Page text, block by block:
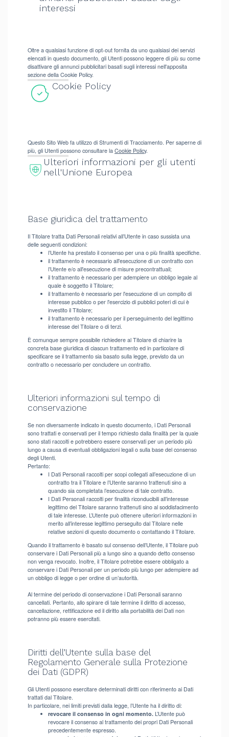
interessi
Oltre a qualsiasi funzione di opt-out fornita da uno qualsiasi dei servizi
elencati in questo documento, gli Utenti possono leggere di più su come
disattivare gli annunci pubblicitari basati sugli interessi nell'apposita
sezione della Cookie Policy.
Cookie Policy
Questo Sito Web fa utilizzo di Strumenti di Tracciamento. Per saperne di
più, gli Utenti possono consultare la Cookie Policy.
Ulteriori informazioni per gli utenti
nell'Unione Europea
Base giuridica del trattamento
Il Titolare tratta Dati Personali relativi all’Utente in caso sussista una
delle seguenti condizioni:
l’Utente ha prestato il consenso per una o più finalità specifiche.
il trattamento è necessario all'esecuzione di un contratto con
l’Utente e/o all'esecuzione di misure precontrattuali;
il trattamento è necessario per adempiere un obbligo legale al
quale è soggetto il Titolare;
il trattamento è necessario per l'esecuzione di un compito di
interesse pubblico o per l'esercizio di pubblici poteri di cui è
investito il Titolare;
il trattamento è necessario per il perseguimento del legittimo
interesse del Titolare o di terzi.
È comunque sempre possibile richiedere al Titolare di chiarire la
concreta base giuridica di ciascun trattamento ed in particolare di
specificare se il trattamento sia basato sulla legge, previsto da un
contratto o necessario per concludere un contratto.
Ulteriori informazioni sul tempo di
conservazione
Se non diversamente indicato in questo documento, i Dati Personali
sono trattati e conservati per il tempo richiesto dalla finalità per la quale
sono stati raccolti e potrebbero essere conservati per un periodo più
lungo a causa di eventuali obbligazioni legali o sulla base del consenso
degli Utenti.
Pertanto:
I Dati Personali raccolti per scopi collegati all’esecuzione di un
contratto tra il Titolare e l’Utente saranno trattenuti sino a
quando sia completata l’esecuzione di tale contratto.
I Dati Personali raccolti per finalità riconducibili all’interesse
legittimo del Titolare saranno trattenuti sino al soddisfacimento
di tale interesse. L’Utente può ottenere ulteriori informazioni in
merito all’interesse legittimo perseguito dal Titolare nelle
relative sezioni di questo documento o contattando il Titolare.
Quando il trattamento è basato sul consenso dell’Utente, il Titolare può
conservare i Dati Personali più a lungo sino a quando detto consenso
non venga revocato. Inoltre, il Titolare potrebbe essere obbligato a
conservare i Dati Personali per un periodo più lungo per adempiere ad
un obbligo di legge o per ordine di un’autorità.
Al termine del periodo di conservazione i Dati Personali saranno
cancellati. Pertanto, allo spirare di tale termine il diritto di accesso,
cancellazione, rettificazione ed il diritto alla portabilità dei Dati non
potranno più essere esercitati.
Diritti dell’Utente sulla base del
Regolamento Generale sulla Protezione
dei Dati (GDPR)
Gli Utenti possono esercitare determinati diritti con riferimento ai Dati
trattati dal Titolare.
In particolare, nei limiti previsti dalla legge, l’Utente ha il diritto di:
revocare il consenso in ogni momento. L’Utente può
revocare il consenso al trattamento dei propri Dati Personali
precedentemente espresso.